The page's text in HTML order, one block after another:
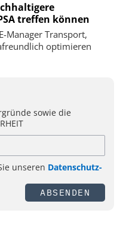
treffen können
Manager Transport,
optimieren
sowie die
unseren Datenschutz-
ABSENDEN